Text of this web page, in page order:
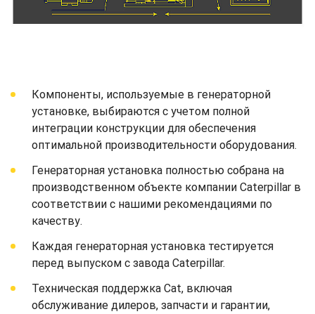
Компоненты, используемые в генераторной
установке, выбираются с учетом полной
интеграции конструкции для обеспечения
оптимальной производительности оборудования.
Генераторная установка полностью собрана на
производственном объекте компании Caterpillar в
соответствии с нашими рекомендациями по
качеству.
Каждая генераторная установка тестируется
перед выпуском с завода Caterpillar.
Техническая поддержка Cat, включая
обслуживание дилеров, запчасти и гарантии,